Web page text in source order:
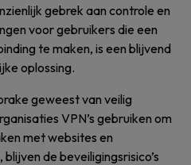
gebrek aan controle en
voor gebruikers die een
te maken, is een blijvend
oplossing.
geweest van veilig
VPN’s gebruiken om
met websites en
de beveiligingsrisico’s